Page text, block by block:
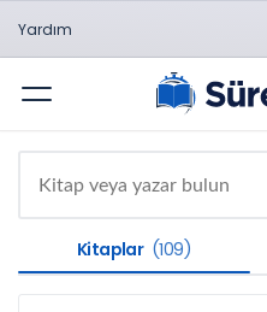
Yardım
Menü
Kitaplar (109)